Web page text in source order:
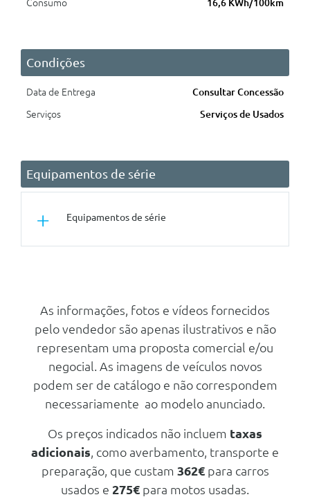
Consumo 16,6 KWh/100km
Condições
Data de Entrega
Consultar Concessão
Serviços
Serviços de Usados
Equipamentos de série
Equipamentos de série
Banco Do Condutor Com
Regulação Elétrica Em 6 Posiçoes
E Apoio Lombar Elétrico De 4
Banco Do Condutor Com Função
De Suporte E Memória
Regulação Elétrica Em 4 Posiçoes
Bancos Traseiros Da 2a Fila Com
Reclinação Ajustável Em 2 Níveis
Controlo Automatico De
Climatização De Duas Zonas Com
Saídas De Ar Traseiras
As informações, fotos e vídeos fornecidos
pelo vendedor são apenas ilustrativos e não
representam uma proposta comercial e/ou
negocial. As imagens de veículos novos
podem ser de catálogo e não correspondem
necessariamente ao modelo anunciado.
Os preços indicados não incluem taxas
adicionais , como averbamento, transporte e
preparação, que custam 362€para carros
usados e 275€ para motos usadas.